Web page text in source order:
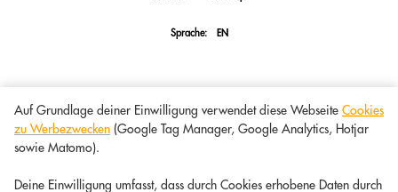
Sprache: EN
Auf Grundlage deiner Einwilligung verwendet diese Webseite Cookies
zu Werbezwecken (Google Tag Manager, Google Analytics, Hotjar
sowie Matomo).
Deine Einwilligung umfasst, dass durch Cookies erhobene Daten durch